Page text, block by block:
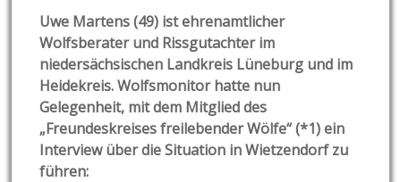
Uwe Martens (49) ist ehrenamtlicher
Wolfsberater und Rissgutachter im
niedersächsischen Landkreis Lüneburg und im
Heidekreis. Wolfsmonitor hatte nun
Gelegenheit, mit dem Mitglied des
„Freundeskreises freilebender Wölfe“ (*1) ein
Interview über die Situation in Wietzendorf zu
führen: